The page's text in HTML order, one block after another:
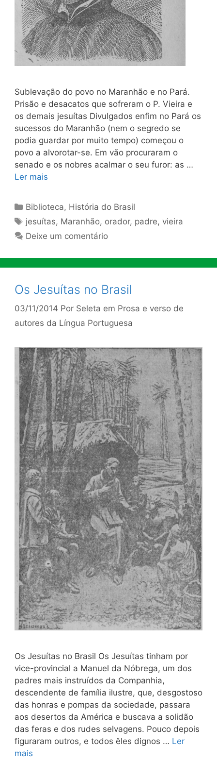
Sublevação do povo no Maranhão e no Pará.
Prisão e desacatos que sofreram o P. Vieira e
os demais jesuítas Divulgados enfim no Pará os
sucessos do Maranhão (nem o segredo se
podia guardar por muito tempo) começou o
povo a al­vorotar-se. Em vão procuraram o
senado e os nobres acalmar o seu furor: as …
Ler mais
Categorias
Biblioteca, História do Brasil
Tags
jesuítas, Maranhão, orador, padre, vieira
Deixe um comentário
Os Jesuítas no Brasil
03/11/2014 Por Seleta em Prosa e verso de
autores da Língua Portuguesa
Os Jesuítas no Brasil Os Jesuítas tinham por
vice-provincial a Manuel da Nóbrega, um dos
padres mais instruídos da Companhia,
descendente de fa­mília ilustre, que, desgostoso
das honras e pompas da sociedade, passara
aos desertos da América e buscava a solidão
das feras e dos rudes selvagens. Pouco depois
figuraram outros, e todos êles dignos … Ler
mais